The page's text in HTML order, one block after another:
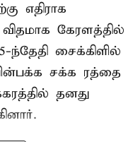
எதிராக
கேரளத்தில்
ந்தேதி சைக்கிளில்
சக்க ரத்தை
தனது